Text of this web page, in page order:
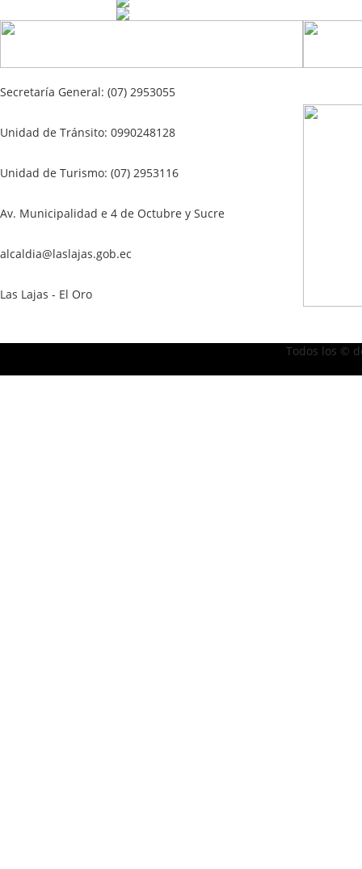
Secretaría General: (07) 2953055
Unidad de Tránsito: 0990248128
Unidad de Turismo: (07) 2953116
Av. Municipalidad e 4 de Octubre y Sucre
alcaldia@laslajas.gob.ec
Las Lajas - El Oro
Todos los ©